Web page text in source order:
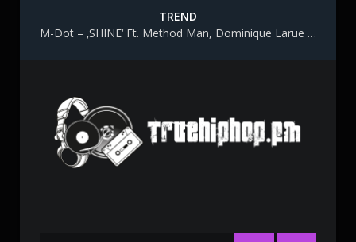
TREND
M-Dot – ‚SHINE‘ Ft. Method Man, Dominique Larue & Katy Gunn